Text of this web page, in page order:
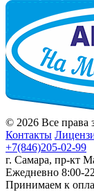
© 2026 Все
Контакты
+7(846)205-02-99
г. Самара, пр-кт
Ежедневно 8:00-
Принимаем к